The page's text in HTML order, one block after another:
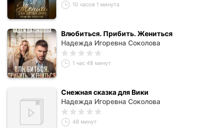
10 часов 1 минута
Влюбиться. Прибить. Жениться
Надежда Игоревна Соколова
1 час 48 минут
Снежная сказка для Вики
Надежда Игоревна Соколова
48 минут